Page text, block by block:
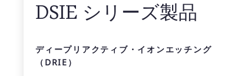
DSIE シリーズ製品
ディープリアクティブ・イオンエッチング
（DRIE）